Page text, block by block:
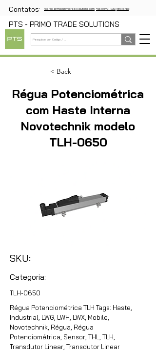
Contatos: ricardo_primo@primotradesolutions.com +55 11 97721-1739 (WhatsApp)
PTS - PRIMO TRADE SOLUTIONS
< Back
Régua Potenciométrica
com Haste Interna
Novotechnik modelo
TLH-0650
SKU:
Categoria:
TLH-0650
Régua Potenciométrica TLH Tags: Haste,
Industrial, LWG, LWH, LWX, Mobile,
Novotechnik, Régua, Régua
Potenciométrica, Sensor, THL, TLH,
Transdutor Linear, Transdutor Linear